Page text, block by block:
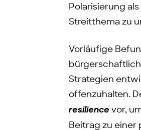
Polarisierung
Streitthema zu
Vorläufige
Strategien
offenzuhalten.
resilience vor,
Beitrag zu einer